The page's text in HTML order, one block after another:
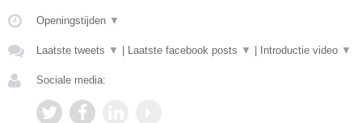
Openingstijden ▼
Laatste tweets ▼ Laatste facebook posts ▼ Introductie video ▼
Sociale media: